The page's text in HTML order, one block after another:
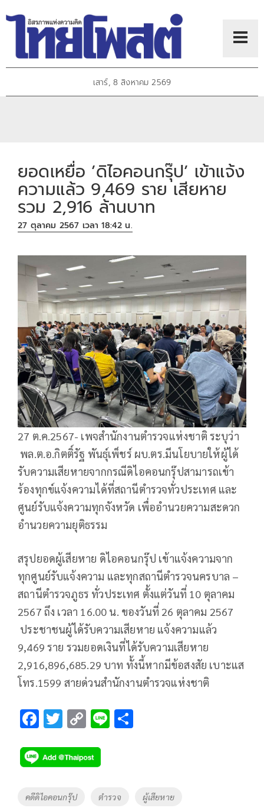
เสาร์, 8 สิงหาคม 2569
ยอดเหยื่อ ’ดิไอคอนกรุ๊ป’ เข้าแจ้ง
ความแล้ว 9,469 ราย เสียหาย
รวม 2,916 ล้านบาท
27 ตุลาคม 2567 เวลา 18:42 น.
27 ต.ค.2567- เพจสำนักงานตำรวจแห่งชาติ ระบุว่า
พล.ต.อ.กิตติ์รัฐ พันธุ์เพ็ชร์ ผบ.ตร.มีนโยบายให้ผู้ได้
รับความเสียหายจากกรณีดิไอคอนกรุ๊ปสามารถเข้า
ร้องทุกข์แจ้งความได้ที่สถานีตำรวจทั่วประเทศ และ
ศูนย์รับแจ้งความทุกจังหวัด เพื่ออำนวยความสะดวก
อำนวยความยุติธรรม
สรุปยอดผู้เสียหาย ดิไอคอนกรุ๊ป เข้าแจ้งความจาก
ทุกศูนย์รับแจ้งความ และทุกสถานีตำรวจนครบาล –
สถานีตำรวจภูธร ทั่วประเทศ ตั้งแต่วันที่ 10 ตุลาคม
2567 ถึง เวลา 16.00 น. ของวันที่ 26 ตุลาคม 2567
ประชาชนผู้ได้รับความเสียหาย แจ้งความแล้ว
9,469 ราย รวมยอดเงินที่ได้รับความเสียหาย
2,916,896,685.29 บาท ทั้งนี้หากมีข้อสงสัย เบาะแส
โทร.1599 สายด่วนสำนักงานตำรวจแห่งชาติ
F
e
b
o
T
tt
er
C
p
y
Li
Li
Tags
คดีดิไอคอนกรุ๊ป ตำรวจ ผู้เสียหาย